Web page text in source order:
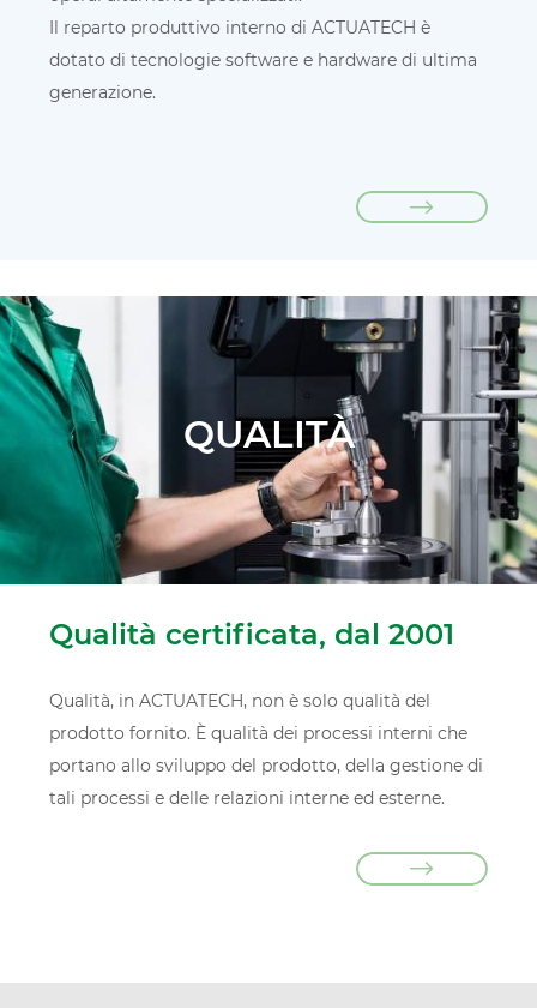
Il reparto produttivo interno di ACTUATECH è
dotato di tecnologie software e hardware di ultima
generazione.
Qualità certificata, dal 2001
Qualità, in ACTUATECH, non è solo qualità del
prodotto fornito. È qualità dei processi interni che
portano allo sviluppo del prodotto, della gestione di
tali processi e delle relazioni interne ed esterne.
QUALITÀ